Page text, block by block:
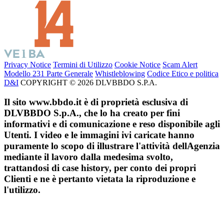
Privacy Notice Termini di Utilizzo Cookie Notice Scam Alert
Modello 231 Parte Generale Whistleblowing Codice Etico e politica
D&I COPYRIGHT © 2026 DLVBBDO S.P.A.
Il sito www.bbdo.it è di proprietà esclusiva di
DLVBBDO S.p.A., che lo ha creato per fini
informativi e di comunicazione e reso disponibile agli
Utenti. I video e le immagini ivi caricate hanno
puramente lo scopo di illustrare l'attività dellAgenzia
mediante il lavoro dalla medesima svolto,
trattandosi di case history, per conto dei propri
Clienti e ne è pertanto vietata la riproduzione e
l'utilizzo.